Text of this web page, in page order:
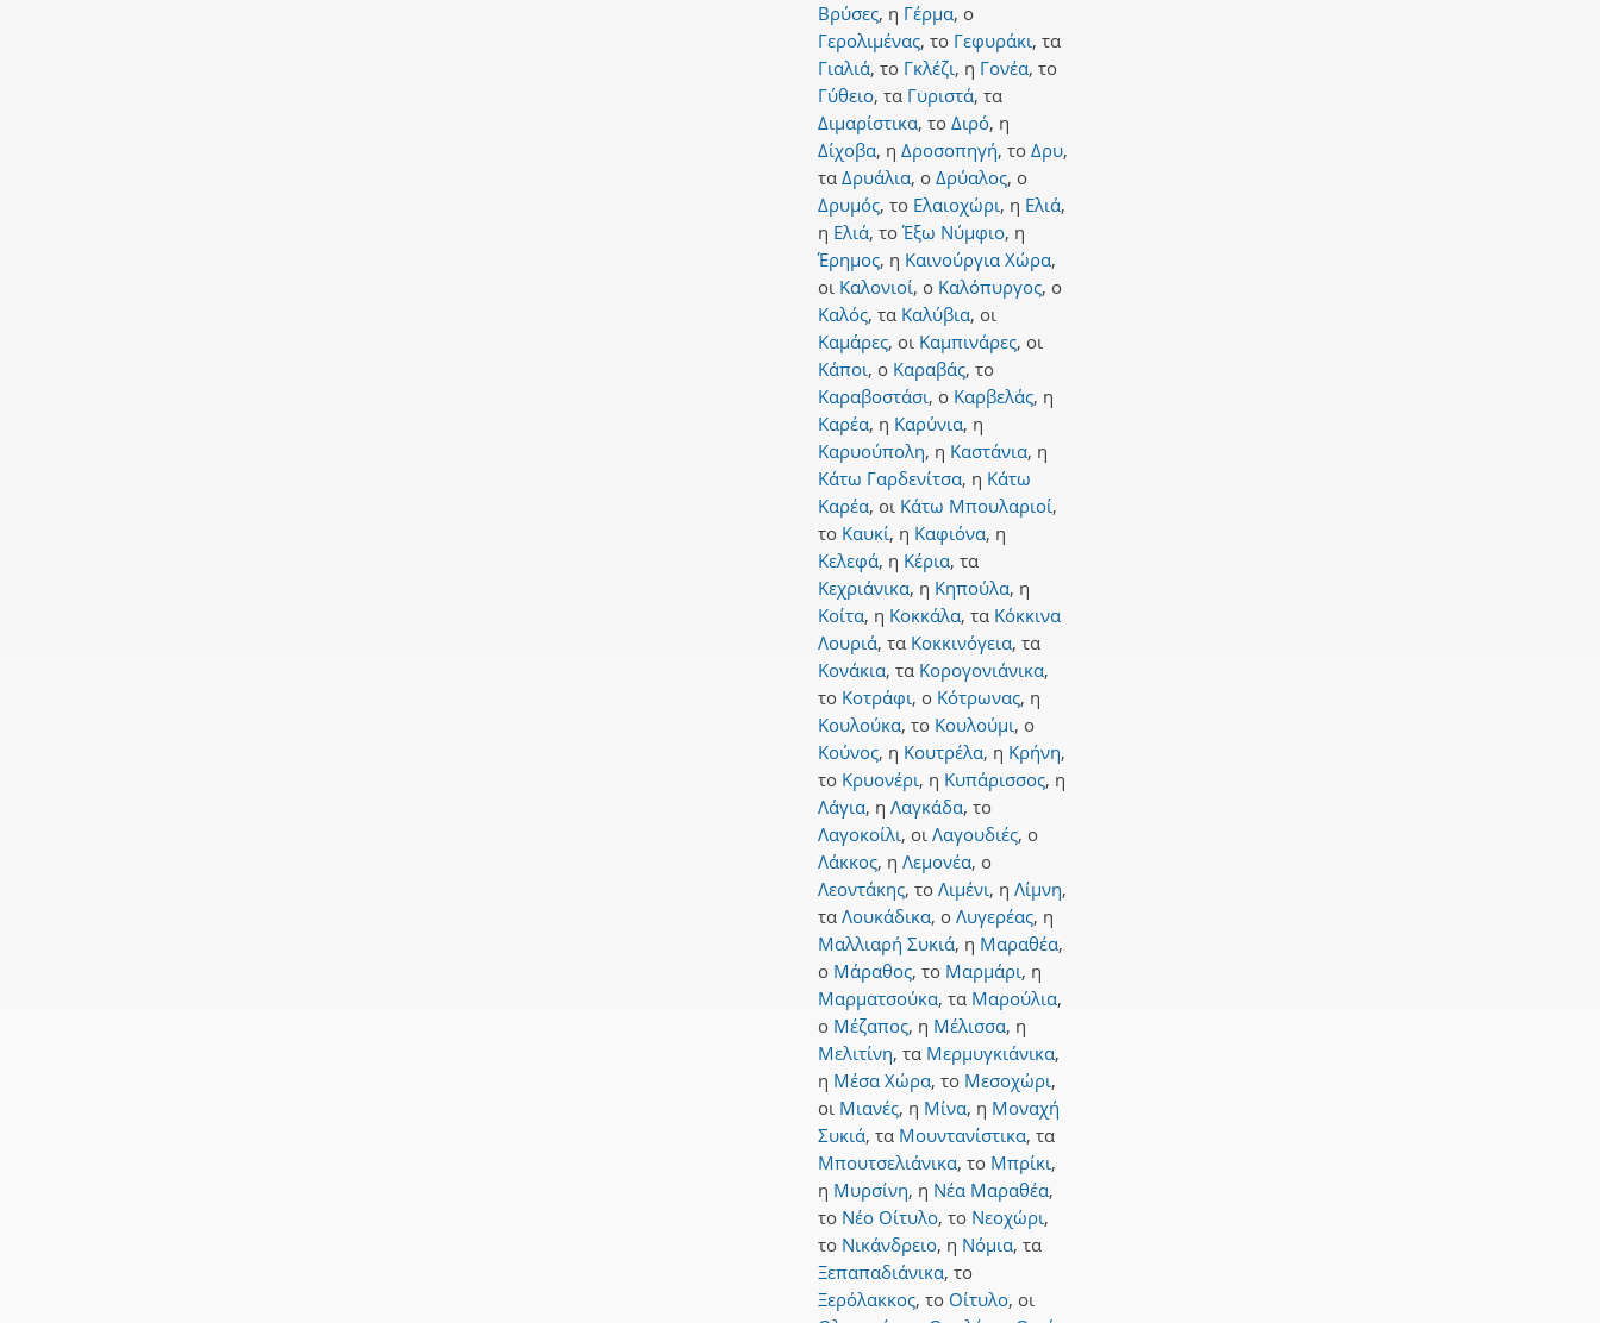
Βρύσες, η Γέρμα, ο
Γερολιμένας, το Γεφυράκι, τα
Γιαλιά, το Γκλέζι, η Γονέα, το
Γύθειο, τα Γυριστά, τα
Διμαρίστικα, το Διρό, η
Δίχοβα, η Δροσοπηγή, το Δρυ,
τα Δρυάλια, ο Δρύαλος, ο
Δρυμός, το Ελαιοχώρι, η Ελιά,
η Ελιά, το Έξω Νύμφιο, η
Έρημος, η Καινούργια Χώρα,
οι Καλονιοί, ο Καλόπυργος, ο
Καλός, τα Καλύβια, οι
Καμάρες, οι Καμπινάρες, οι
Κάποι, ο Καραβάς, το
Καραβοστάσι, ο Καρβελάς, η
Καρέα, η Καρύνια, η
Καρυούπολη, η Καστάνια, η
Κάτω Γαρδενίτσα, η Κάτω
Καρέα, οι Κάτω Μπουλαριοί,
το Καυκί, η Καφιόνα, η
Κελεφά, η Κέρια, τα
Κεχριάνικα, η Κηπούλα, η
Κοίτα, η Κοκκάλα, τα Κόκκινα
Λουριά, τα Κοκκινόγεια, τα
Κονάκια, τα Κορογονιάνικα,
το Κοτράφι, ο Κότρωνας, η
Κουλούκα, το Κουλούμι, ο
Κούνος, η Κουτρέλα, η Κρήνη,
το Κρυονέρι, η Κυπάρισσος, η
Λάγια, η Λαγκάδα, το
Λαγοκοίλι, οι Λαγουδιές, ο
Λάκκος, η Λεμονέα, ο
Λεοντάκης, το Λιμένι, η Λίμνη,
τα Λουκάδικα, ο Λυγερέας, η
Μαλλιαρή Συκιά, η Μαραθέα,
ο Μάραθος, το Μαρμάρι, η
Μαρματσούκα, τα Μαρούλια,
ο Μέζαπος, η Μέλισσα, η
Μελιτίνη, τα Μερμυγκιάνικα,
η Μέσα Χώρα, το Μεσοχώρι,
οι Μιανές, η Μίνα, η Μοναχή
Συκιά, τα Μουντανίστικα, τα
Μπουτσελιάνικα, το Μπρίκι,
η Μυρσίνη, η Νέα Μαραθέα,
το Νέο Οίτυλο, το Νεοχώρι,
το Νικάνδρειο, η Νόμια, τα
Ξεπαπαδιάνικα, το
Ξερόλακκος, το Οίτυλο, οι